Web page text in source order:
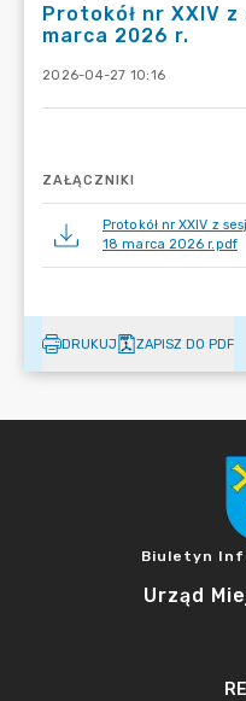
Protokół nr XXIV
marca 2026 r.
2026-04-27 10:16
ZAŁĄCZNIKI
Protokół nr XXIV z
18 marca 2026 r.pdf
DRUKUJ ZAPISZ DO PDF
Biuletyn
Urząd